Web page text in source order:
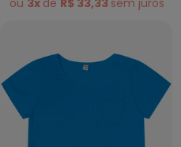
ou 3x de R$ 33,33 semjuros